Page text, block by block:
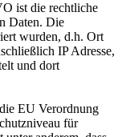
ist die rechtliche
Daten. Die
wurden, d.h. Ort
IP Adresse,
und dort
EU Verordnung
für